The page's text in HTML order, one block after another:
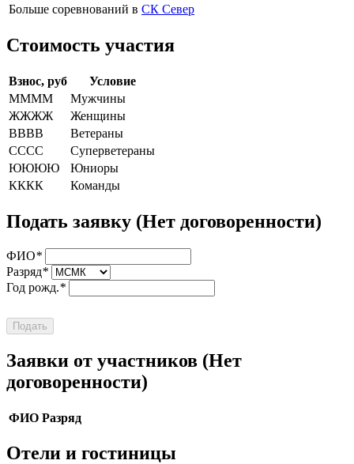
Больше соревнований в СК Север
Стоимость участия
Взнос, руб
Условие
ММММ
Мужчины
ЖЖЖЖ
Женщины
ВВВВ
Ветераны
СССС
Суперветераны
ЮЮЮЮ
Юниоры
КККК
Команды
Подать заявку (Нет договоренности)
ФИО*
Разряд*
Год рожд.*
Подать
Заявки от участников (Нет
договоренности)
ФИО Разряд
Отели и гостиницы